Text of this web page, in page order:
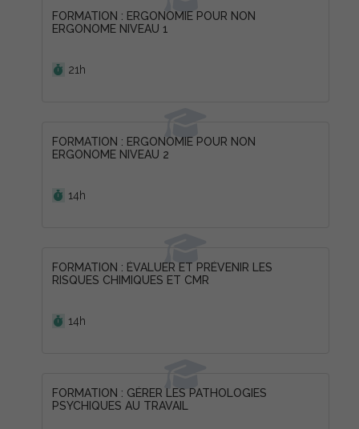
FORMATION : ERGONOMIE POUR NON
ERGONOME NIVEAU 1
21h
FORMATION : ERGONOMIE POUR NON
ERGONOME NIVEAU 2
14h
FORMATION : ÉVALUER ET PRÉVENIR LES
RISQUES CHIMIQUES ET CMR
14h
FORMATION : GÉRER LES PATHOLOGIES
PSYCHIQUES AU TRAVAIL